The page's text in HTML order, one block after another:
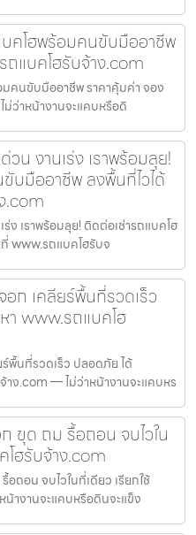
คโฮพร้อมคนขับมืออาชีพ
แบคโฮรับจ้าง.com
คนขับมืออาชีพ ราคาคุ้มค่า จอง
ว่าหน้างานจะแคบหรือดิ
น งานเร่ง เราพร้อมลุย!
บมืออาชีพ ลงพื้นที่ไวได้
.com
เราพร้อมลุย! ติดต่อเช่ารถแบคโฮ
www.รถแบคโฮรับจ
ก เคลียร์พื้นที่รวดเร็ว
า www.รถแบคโฮ
พื้นที่รวดเร็ว ปลอดภัย ได้
าง.com — ไม่ว่าหน้างานจะแคบหร
ขุด ถม รื้อถอน จบไวใน
โฮรับจ้าง.com
ถอน จบไวในที่เดียว เรียกใช้
างานจะแคบหรือดินจะแข็ง